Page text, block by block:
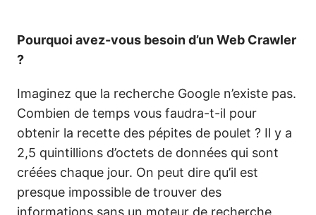
Pourquoi avez-vous besoin d’un Web Crawler
?
Imaginez que la recherche Google n’existe pas.
Combien de temps vous faudra-t-il pour
obtenir la recette des pépites de poulet ? Il y a
2,5 quintillions d’octets de données qui sont
créées chaque jour. On peut dire qu’il est
presque impossible de trouver des
informations sans un moteur de recherche